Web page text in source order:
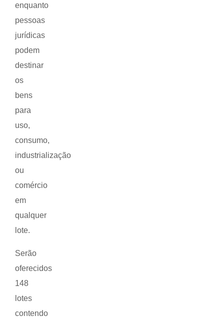
enquanto
pessoas
jurídicas
podem
destinar
os
bens
para
uso,
consumo,
industrialização
ou
comércio
em
qualquer
lote.
Serão
oferecidos
148
lotes
contendo